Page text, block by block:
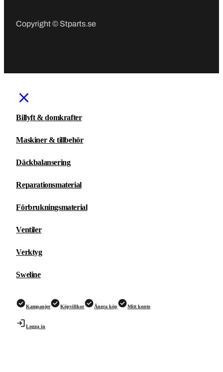
Copyright © Stparts.se
Billyft & domkrafter
Maskiner & tillbehör
Däckbalansering
Reparationsmaterial
Förbrukningsmaterial
Ventiler
Verktyg
Sweline
Kampanjer Köpvillkor Ångra köp Mitt konto
Logga in